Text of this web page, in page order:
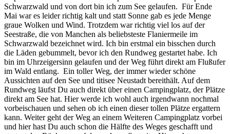
Schwarzwald und von dort bin ich zum See gelaufen. Für Ende
Mai war es leider richtig kalt und statt Sonne gab es jede Menge
graue Wolken und Wind. Trotzdem war richtig viel los auf der
Seestraße, die von Manchen als beliebsteste Flaniermeile im
Schwarzwald bezeichnet wird. Ich bin erstmal ein bisschen durch
die Läden gebummelt, bevor ich den Rundweg gestartet habe. Ich
bin im Uhrzeigersinn gelaufen und der Weg führt direkt am Flußufer
im Wald entlang. Ein toller Weg, der immer wieder schöne
Aussichten auf den See und titisee Neustadt bereithält. Auf dem
Rundweg läufst Du auch direkt über einen Campingplatz, der Plätze
direkt am See hat. Hier werde ich wohl auch irgendwann nochmal
vorbeischauen und sehen ob ich einen dieser tollen Plätze ergattern
kann. Weiter geht der Weg an einem Weiteren Campingplatz vorbei
und hier hast Du auch schon die Hälfte des Weges geschafft und